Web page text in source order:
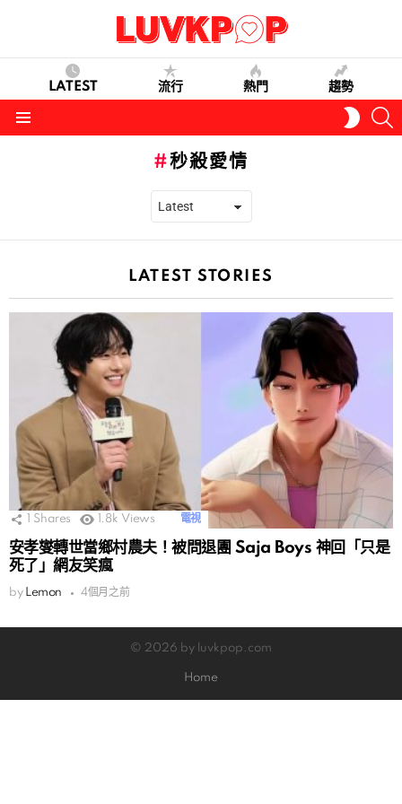
LATEST 流行 熱門 趨勢
SKIN
秒殺愛情
LATEST STORIES
Shares 1.8k Views 電視
安孝燮轉世當鄉村農夫！被問退團 Saja Boys 神回「只是
死了」網友笑瘋
by Lemon 4個月之前
© 2026 by luvkpop.com
Home